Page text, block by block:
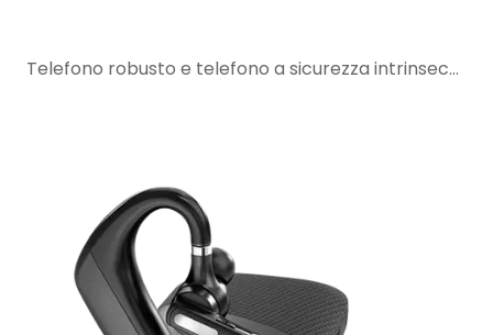
Telefono robusto e telefono a sicurezza intrinseca: perché la protezione robusta non è sufficiente